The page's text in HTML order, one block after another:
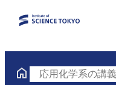
応用化学系の講